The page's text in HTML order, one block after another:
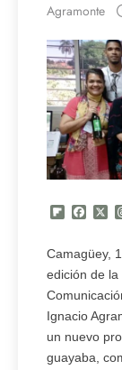
Agramonte
X
Camagüey,
edición de
Ignacio
un nuevo
guayaba,